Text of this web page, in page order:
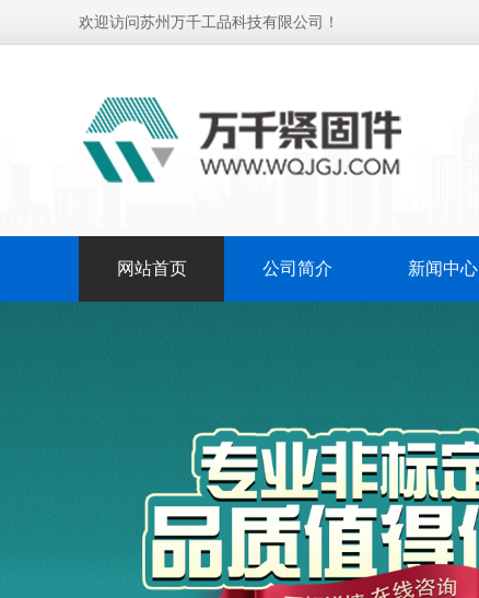
欢迎访问苏州万千工品科技有限公司！
网站首页 公司简介 新闻中心